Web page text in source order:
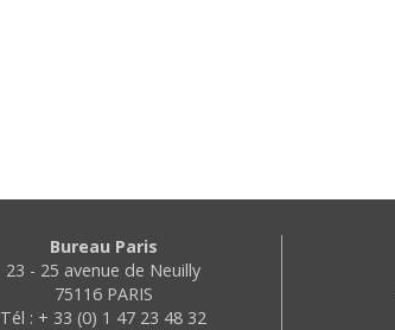
Bureau Paris
23 - 25 avenue de Neuilly
75116 PARIS
Tél : + 33 (0) 1 47 23 48 32